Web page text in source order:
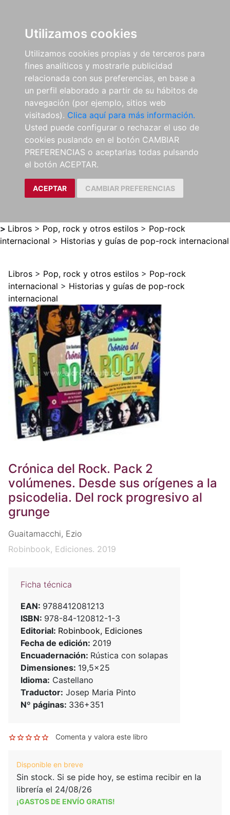
Utilizamos cookies
Utilizamos cookies propias y de terceros para
fines analíticos y mostrarle publicidad
relacionada con sus preferencias, en base a
un perfil elaborado a partir de su hábitos de
navegación (por ejemplo, sitios web
visitados). Clica aquí para más información.
Usted puede configurar o rechazar el uso de
cookies puslando en el botón CAMBIAR
PREFERENCIAS o aceptarlas todas pulsando
el botón ACEPTAR.
ACEPTAR CAMBIAR PREFERENCIAS
> Libros > Pop, rock y otros estilos > Pop-rock
internacional > Historias y guías de pop-rock internacional
Libros > Pop, rock y otros estilos > Pop-rock
internacional > Historias y guías de pop-rock
internacional
Crónica del Rock. Pack 2
volúmenes. Desde sus orígenes a la
psicodelia. Del rock progresivo al
grunge
Guaitamacchi, Ezio
Robinbook, Ediciones. 2019
Ficha técnica
EAN: 9788412081213
ISBN: 978-84-120812-1-3
Editorial: Robinbook, Ediciones
Fecha de edición: 2019
Encuadernación: Rústica con solapas
Dimensiones: 19,5x25
Idioma: Castellano
Traductor: Josep Maria Pinto
Nº páginas: 336+351
Comenta y valora este libro
Disponible en breve
Sin stock. Si se pide hoy, se estima recibir en la
librería el 24/08/26
¡GASTOS DE ENVÍO GRATIS!